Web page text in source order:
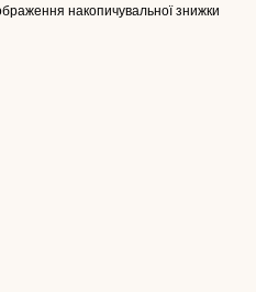
накопичувальної знижки